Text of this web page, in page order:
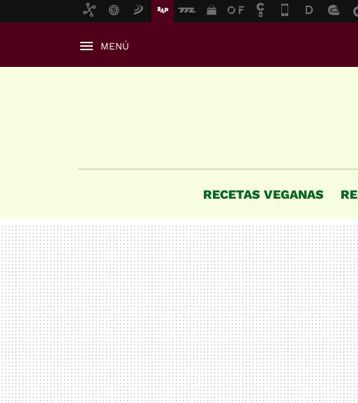
MENÚ
RECETAS VEGANAS